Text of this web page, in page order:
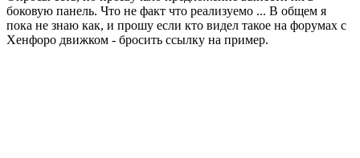
боковую панель. Что не факт что реализуемо ... В общем я
пока не знаю как, и прошу если кто видел такое на форумах с
Хенфоро движком - бросить ссылку на пример.